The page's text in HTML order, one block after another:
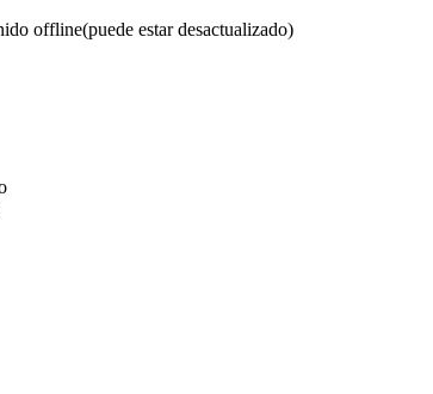
offline(puede estar desactualizado)